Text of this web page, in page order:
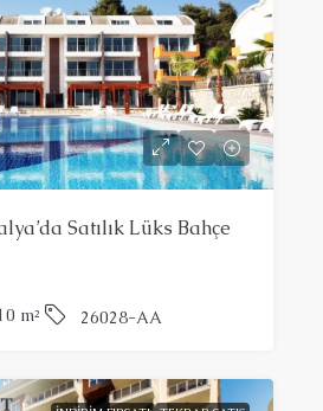
Satılık Lüks Bahçe
m² 26028-AA